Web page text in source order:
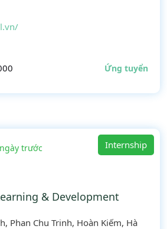
Ứng tuyển
trước Internship
& Development
Phan Chu Trinh, Hoàn Kiếm, Hà